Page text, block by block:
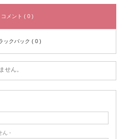
コメント ( 0 )
ックバック ( 0 )
せん。
ん -